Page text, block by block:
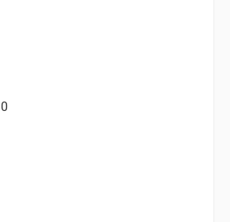
0